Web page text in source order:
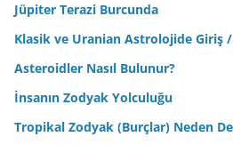
Jüpiter Terazi Burcunda
Klasik ve Uranian Astrolojide Giriş
Asteroidler Nasıl Bulunur?
İnsanın Zodyak Yolculuğu
Tropikal Zodyak (Burçlar) Neden